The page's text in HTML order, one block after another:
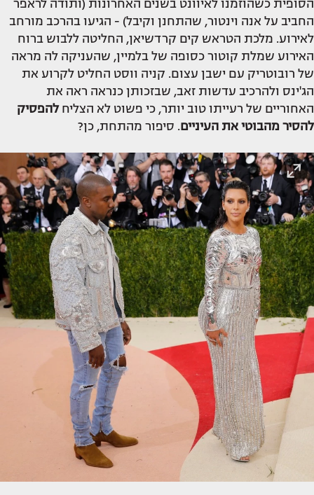
הסופית כשהוזמנו לאיוונט בשנים האחרונות (ותודה לראפר
החביב על אנה וינטור, שהתחנן וקיבל) - הגיעו בהרכב מורחב
לאירוע. מלכת הטראש קים קרדשיאן, החליטה ללבוש ברוח
האירוע שמלת קוטור כסופה של בלמיין, שהעניקה לה מראה
של רובוטריק עם ישבן עצום. קניה ווסט החליט לקרוע את
הג'ינס ולהרכיב עדשות זאב, שבזכותן כנראה ראה את
האחוריים של רעייתו טוב יותר, כי פשוט לא הצליחלהפסיק
להסיר מהבוטי את העיניים. סיפור מהתחת, כן?